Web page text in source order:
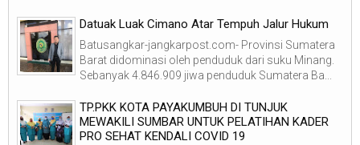
Datuak Luak Cimano Atar Tempuh Jalur Hukum
Batusangkar-jangkarpost.com- Provinsi Sumatera
Barat didominasi oleh penduduk dari suku Minang.
Sebanyak 4.846.909 jiwa penduduk Sumatera Ba...
TP.PKK KOTA PAYAKUMBUH DI TUNJUK
MEWAKILI SUMBAR UNTUK PELATIHAN KADER
PRO SEHAT KENDALI COVID 19